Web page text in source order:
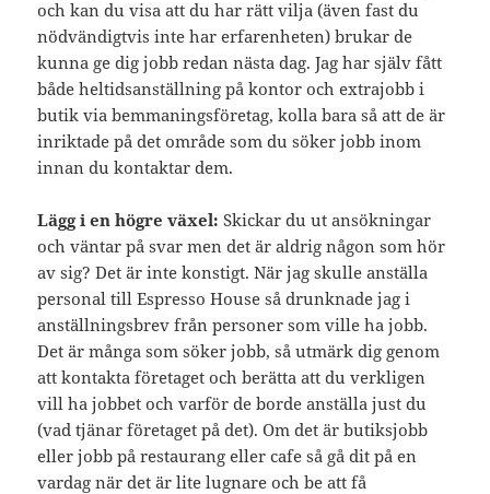
och kan du visa att du har rätt vilja (även fast du
nödvändigtvis inte har erfarenheten) brukar de
kunna ge dig jobb redan nästa dag. Jag har själv fått
både heltidsanställning på kontor och extrajobb i
butik via bemmaningsföretag, kolla bara så att de är
inriktade på det område som du söker jobb inom
innan du kontaktar dem.
Lägg i en högre växel:Skickar du ut ansökningar
och väntar på svar men det är aldrig någon som hör
av sig? Det är inte konstigt. När jag skulle anställa
personal till Espresso House så drunknade jag i
anställningsbrev från personer som ville ha jobb.
Det är många som söker jobb, så utmärk dig genom
att kontakta företaget och berätta att du verkligen
vill ha jobbet och varför de borde anställa just du
(vad tjänar företaget på det). Om det är butiksjobb
eller jobb på restaurang eller cafe så gå dit på en
vardag när det är lite lugnare och be att få